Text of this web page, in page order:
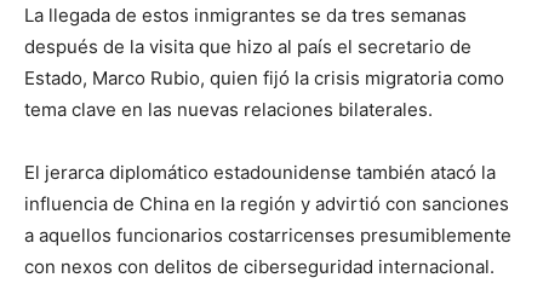
La llegada de estos inmigrantes se da tres semanas
después de la visita que hizo al país el secretario de
Estado, Marco Rubio, quien fijó la crisis migratoria como
tema clave en las nuevas relaciones bilaterales.
El jerarca diplomático estadounidense también atacó la
influencia de China en la región y advirtió con sanciones
a aquellos funcionarios costarricenses presumiblemente
con nexos con delitos de ciberseguridad internacional.